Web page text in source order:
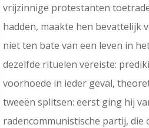
vrijzinnige protestanten
hadden, maakte hen bevattelijk
niet ten bate van een leven in
dezelfde rituelen vereiste:
voorhoede in ieder geval,
tweeën splitsen: eerst ging hij
radencommunistische partij, die